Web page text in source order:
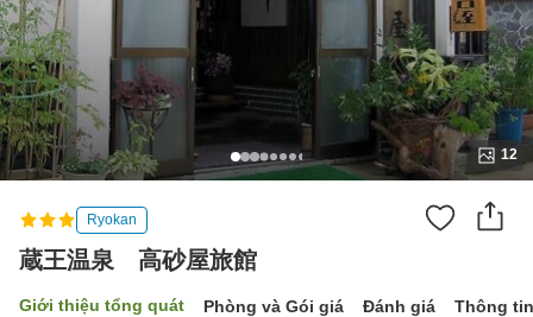
12
Ryokan
蔵王温泉 高砂屋旅館
Giới thiệu tổng quát Phòng và Gói giá Đánh giá Thông